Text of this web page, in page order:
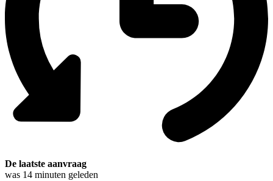
De laatste aanvraag
was 14 minuten geleden